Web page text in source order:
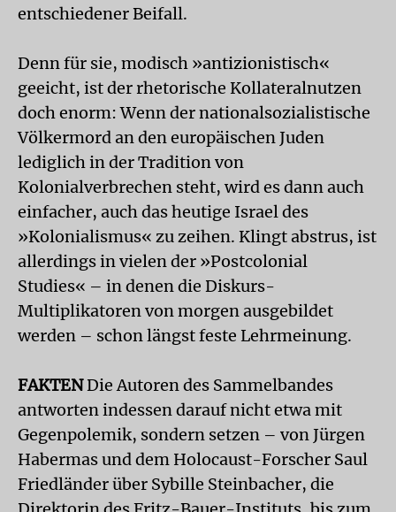
entschiedener Beifall.
Denn für sie, modisch »antizionistisch«
geeicht, ist der rhetorische Kollateralnutzen
doch enorm: Wenn der nationalsozialistische
Völkermord an den europäischen Juden
lediglich in der Tradition von
Kolonialverbrechen steht, wird es dann auch
einfacher, auch das heutige Israel des
»Kolonialismus« zu zeihen. Klingt abstrus, ist
allerdings in vielen der »Postcolonial
Studies« – in denen die Diskurs-
Multiplikatoren von morgen ausgebildet
werden – schon längst feste Lehrmeinung.
FAKTENDie Autoren des Sammelbandes
antworten indessen darauf nicht etwa mit
Gegenpolemik, sondern setzen – von Jürgen
Habermas und dem Holocaust-Forscher Saul
Friedländer über Sybille Steinbacher, die